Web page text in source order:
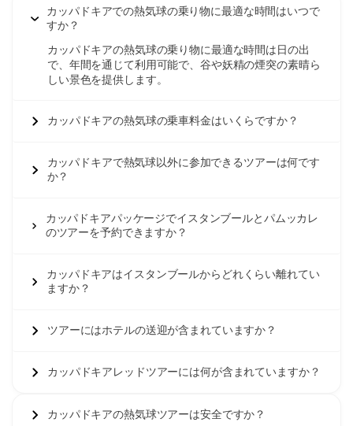
カッパドキアでの熱気球の乗り物に最適な時間はいつで
すか？
カッパドキアの熱気球の乗り物に最適な時間は日の出
で、年間を通じて利用可能で、谷や妖精の煙突の素晴ら
しい景色を提供します。
カッパドキアの熱気球の乗車料金はいくらですか？
カッパドキアで熱気球以外に参加できるツアーは何です
か？
カッパドキアパッケージでイスタンブールとパムッカレ
のツアーを予約できますか？
カッパドキアはイスタンブールからどれくらい離れてい
ますか？
ツアーにはホテルの送迎が含まれていますか？
カッパドキアレッドツアーには何が含まれていますか？
カッパドキアの熱気球ツアーは安全ですか？